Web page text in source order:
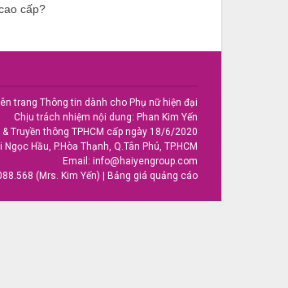
cấp?
trang Thông tin dành cho Phụ nữ hiện đại
Chịu trách nhiệm nội dung: Phan Kim Yến
Truyền thông TPHCM cấp ngày 18/6/2020
Hầu, P.Hòa Thạnh, Q.Tân Phú, TP.HCM
Email: info@haiyengroup.com
(Mrs. Kim Yến) Bảng giá quảng cáo